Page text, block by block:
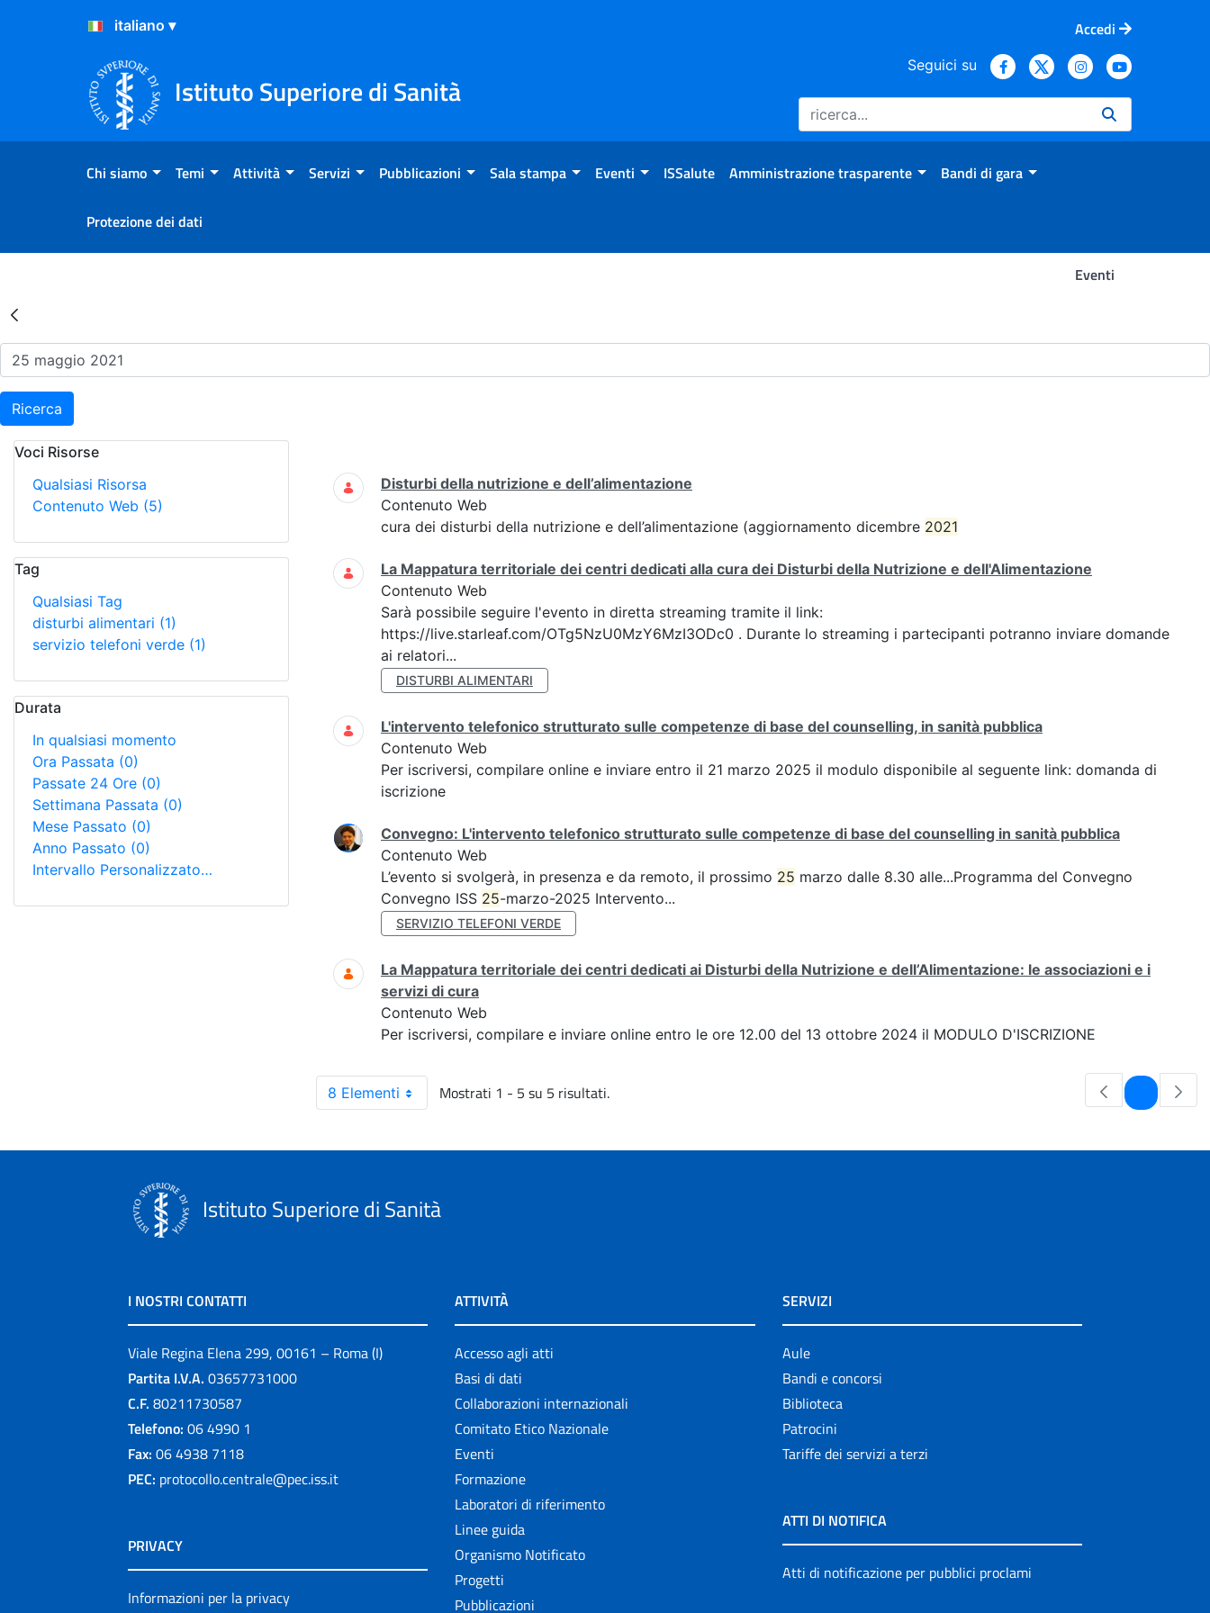
Salta al Contenuto
Salta al Footer
Accedi
Istituto Superiore di Sanità
Seguici su
Chi siamo Temi Attività Servizi Pubblicazioni Sala stampa Eventi ISSalute Amministrazione trasparente Bandi di gara
Protezione dei dati
Eventi
Risultati della Ricerca - Eventi
Ricerca
Voci Risorse
Qualsiasi Risorsa
Contenuto Web (5)
Tag
Qualsiasi Tag
disturbi alimentari (1)
servizio telefoni verde (1)
Durata
In qualsiasi momento
Ora Passata (0)
Passate 24 Ore (0)
Settimana Passata (0)
Mese Passato (0)
Anno Passato (0)
Intervallo Personalizzato…
Ricerca
Disturbi della nutrizione e dell’alimentazione
Contenuto Web
cura dei disturbi della nutrizione e dell’alimentazione (aggiornamento dicembre 2021
La Mappatura territoriale dei centri dedicati alla cura dei Disturbi della Nutrizione e dell'Alimentazione
Contenuto Web
Sarà possibile seguire l'evento in diretta streaming tramite il link:
https://live.starleaf.com/OTg5NzU0MzY6MzI3ODc0 . Durante lo streaming i partecipanti potranno inviare domande
ai relatori...
DISTURBI ALIMENTARI
L'intervento telefonico strutturato sulle competenze di base del counselling, in sanità pubblica
Contenuto Web
Per iscriversi, compilare online e inviare entro il 21 marzo 2025 il modulo disponibile al seguente link: domanda di
iscrizione
Convegno: L'intervento telefonico strutturato sulle competenze di base del counselling in sanità pubblica
Contenuto Web
L’evento si svolgerà, in presenza e da remoto, il prossimo 25 marzo dalle 8.30 alle...Programma del Convegno
Convegno ISS 25-marzo-2025 Intervento...
SERVIZIO TELEFONI VERDE
La Mappatura territoriale dei centri dedicati ai Disturbi della Nutrizione e dell’Alimentazione: le associazioni e i
servizi di cura
Contenuto Web
Per iscriversi, compilare e inviare online entro le ore 12.00 del 13 ottobre 2024 il MODULO D'ISCRIZIONE
8 Elementi Mostrati 1 - 5 su 5 risultati. Pagina
Istituto Superiore di Sanità
I NOSTRI CONTATTI
Viale Regina Elena 299, 00161 – Roma (I)
Partita I.V.A. 03657731000
C.F. 80211730587
Telefono: 06 4990 1
Fax: 06 4938 7118
PEC: protocollo.centrale@pec.iss.it
PRIVACY
Informazioni per la privacy
ATTIVITÀ
Accesso agli atti
Basi di dati
Collaborazioni internazionali
Comitato Etico Nazionale
Eventi
Formazione
Laboratori di riferimento
Linee guida
Organismo Notificato
Progetti
Pubblicazioni
SERVIZI
Aule
Bandi e concorsi
Biblioteca
Patrocini
Tariffe dei servizi a terzi
ATTI DI NOTIFICA
Atti di notificazione per pubblici proclami